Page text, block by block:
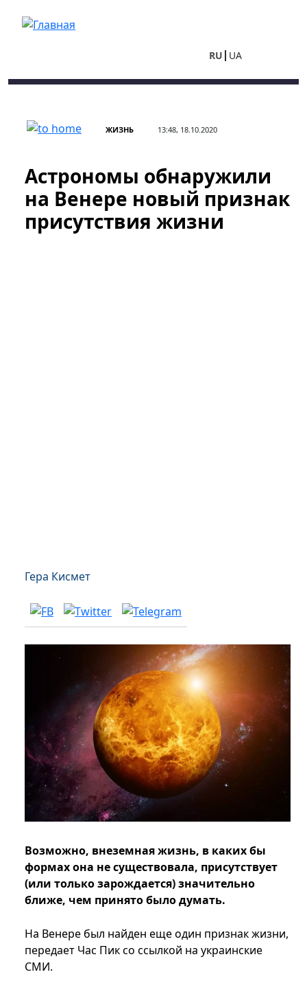
RU UA
ЖИЗНЬ 13:48, 18.10.2020
Астрономы обнаружили
на Венере новый признак
присутствия жизни
Гера Кисмет
Возможно, внеземная жизнь, в каких бы
формах она не существовала, присутствует
(или только зарождается) значительно
ближе, чем принято было думать.
На Венере был найден еще один признак жизни,
передает Час Пик со ссылкой на украинские
СМИ.